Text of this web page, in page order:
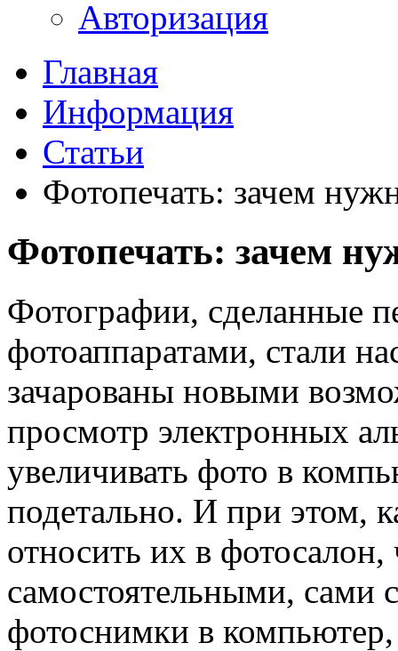
Авторизация
Главная
Информация
Статьи
Фотопечать: зачем
Фотопечать: зачем
Фотографии, сделанные
фотоаппаратами, стали
зачарованы новыми
просмотр электронных
увеличивать фото в
подетально. И при этом,
относить их в
самостоятельными, сами
фотоснимки в